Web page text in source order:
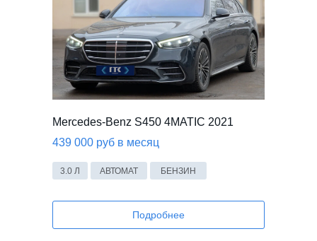
БЕНЗИН
АВТОМАТ
3.0 Л
Подробнее
439 000 руб в месяц
Mercedes-Benz S450 4MATIC 2021